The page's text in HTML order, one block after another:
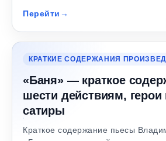
Перейти
КРАТКИЕ СОДЕРЖАНИЯ
«Баня» — краткое
шести действиям,
сатиры
Краткое содержание пьесы